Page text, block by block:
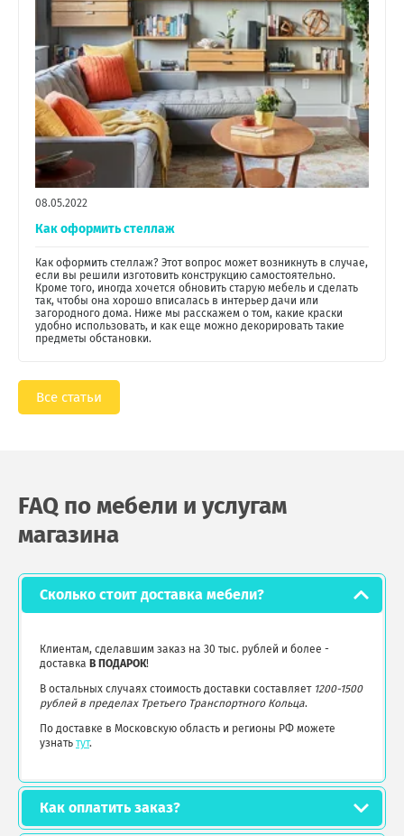
08.05.2022
Как оформить стеллаж
Как оформить стеллаж? Этот вопрос может возникнуть в случае,
если вы решили изготовить конструкцию самостоятельно.
Кроме того, иногда хочется обновить старую мебель и сделать
так, чтобы она хорошо вписалась в интерьер дачи или
загородного дома. Ниже мы расскажем о том, какие краски
удобно использовать, и как еще можно декорировать такие
предметы обстановки.
Все статьи
FAQ по мебели и услугам
магазина
Сколько стоит доставка мебели?
Клиентам, сделавшим заказ на 30 тыс. рублей и более -
доставка В ПОДАРОК!
В остальных случаях стоимость доставки составляет 1200-1500
рублей в пределах Третьего Транспортного Кольца.
По доставке в Московскую область и регионы РФ можете
узнать тут.
Как оплатить заказ?